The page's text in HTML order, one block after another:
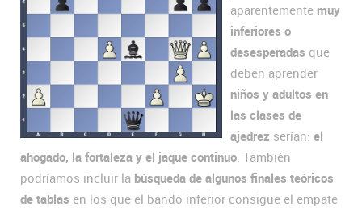
aparentemente muy
inferiores o
desesperadas que
deben aprender
niños y adultos en
las clases de
ajedrez serían: el
ahogado, la fortaleza y el jaque continuo . También
podríamos incluir la búsqueda de algunos finales teóricos
de tablas en los que el bando inferior consigue el empate